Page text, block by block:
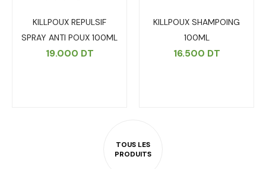
KILLPOUX REPULSIF
SPRAY ANTI POUX 100ML
19.000 DT
KILLPOUX SHAMPOING
100ML
16.500 DT